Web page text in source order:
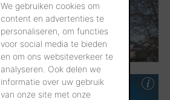
We gebruiken cookies om
content en advertenties te
personaliseren, om functies
voor social media te bieden
en om ons websiteverkeer te
analyseren. Ook delen we
informatie over uw gebruik
van onze site met onze